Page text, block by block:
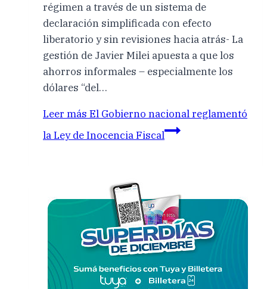
régimen a través de un sistema de
declaración simplificada con efecto
liberatorio y sin revisiones hacia atrás- La
gestión de Javier Milei apuesta a que los
ahorros informales – especialmente los
dólares “del…
Leer más El Gobierno nacional reglamentó
la Ley de Inocencia Fiscal